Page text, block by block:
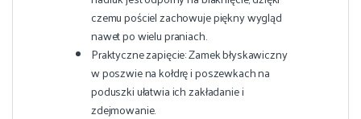
czemu pościel zachowuje piękny wygląd
nawet po wielu praniach.
Praktyczne zapięcie: Zamek błyskawiczny
w poszwie na kołdrę i poszewkach na
poduszki ułatwia ich zakładanie i
zdejmowanie.